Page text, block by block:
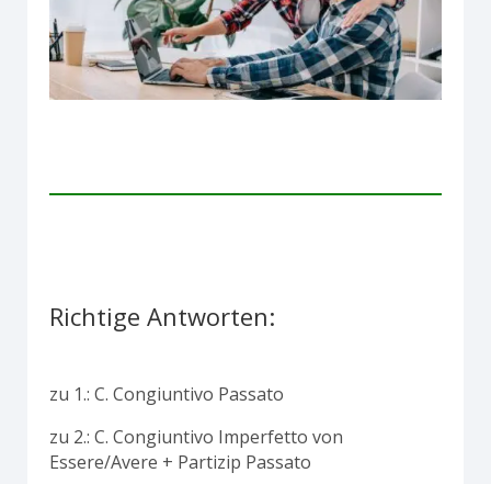
Richtige Antworten:
zu 1.: C. Congiuntivo Passato
zu 2.: C. Congiuntivo Imperfetto von
Essere/Avere + Partizip Passato